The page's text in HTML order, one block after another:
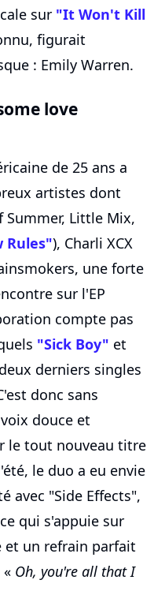
sur "It Won't Kill
figurait
: Emily Warren.
love
de 25 ans a
artistes dont
Summer, Little Mix,
Rules"), Charli XCX
une forte
sur l'EP
compte pas
"Sick Boy" et
derniers singles
donc sans
douce et
le tout nouveau titre
le duo a eu envie
avec "Side Effects",
qui s'appuie sur
et un refrain parfait
Oh, you're all that I